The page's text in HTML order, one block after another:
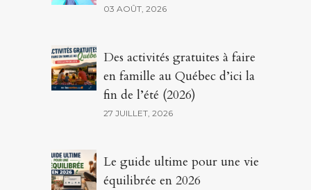
03 AOÛT, 2026
Des activités gratuites à faire
en famille au Québec d’ici la
fin de l’été (2026)
27 JUILLET, 2026
Le guide ultime pour une vie
équilibrée en 2026